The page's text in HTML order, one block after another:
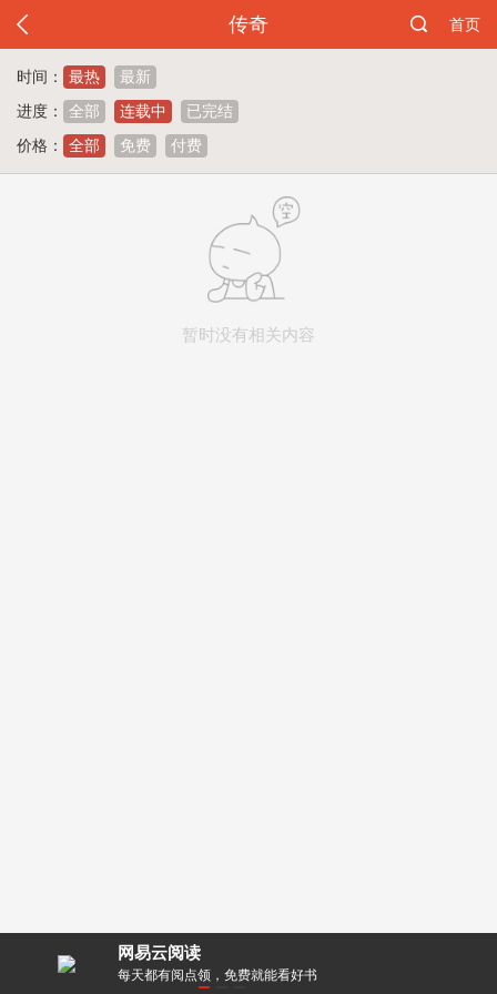
传奇 首页
时间： 最热
最新
进度：
全部 连载中
已完结
价格：
全部 免费 付费
暂时没有相关内容
网易云阅读
每天都有阅点领，免费就能看好书